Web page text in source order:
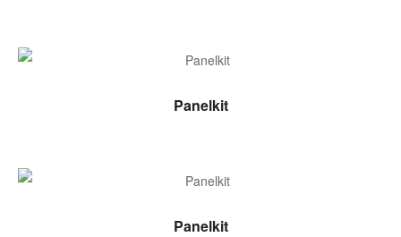
LEER MÁS
Panelkit
LEER MÁS
Panelkit